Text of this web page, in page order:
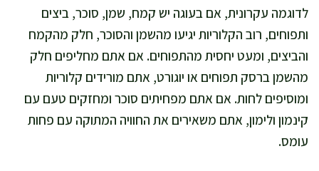
לדוגמה עקרונית, אם בעוגה יש קמח, שמן, סוכר, ביצים
ותפוחים, רוב הקלוריות יגיעו מהשמן והסוכר, חלק מהקמח
והביצים, ומעט יחסית מהתפוחים. אם אתם מחליפים חלק
מהשמן ברסק תפוחים או יוגורט, אתם מורידים קלוריות
ומוסיפים לחות. אם אתם מפחיתים סוכר ומחזקים טעם עם
קינמון ולימון, אתם משאירים את החוויה המתוקה עם פחות
עומס.